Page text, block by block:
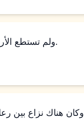
ولم تستطع الأرض أن تحملهم ليقيموا معًا، لأن ممتلكاتهم كانت كثيرة، فلم يستطيعوا أن يقيموا معًا.
وكان هناك نزاع بين